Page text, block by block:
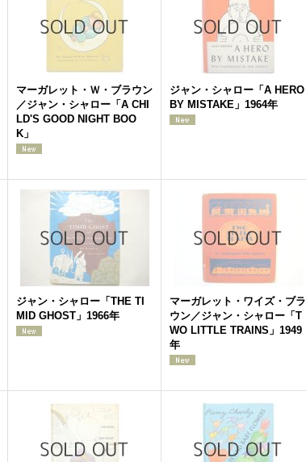
マーガレット・Ｗ・ブラウン
／ジャン・シャロー「A CHI
LD'S GOOD NIGHT BOO
K」
ジャン・シャロー「A HERO
BY MISTAKE」1964年
ジャン・シャロー「THE TI
MID GHOST」1966年
マーガレット・ワイズ・ブラ
ウン／ジャン・シャロー「T
WO LITTLE TRAINS」1949
年